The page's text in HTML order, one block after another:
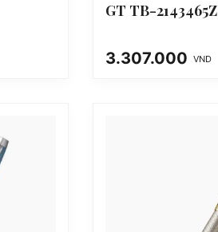
GT TB-2143465Z
3.307.000 VND